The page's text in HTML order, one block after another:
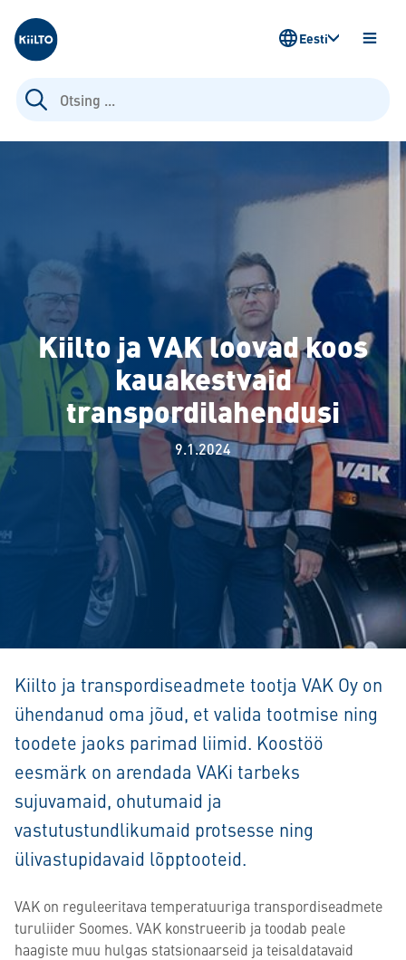
Kiilto Estonia
Otsi:
AVA
Eesti
Kiilto ja VAK loovad koos
kauakestvaid
transpordilahendusi
9.1.2024
Kiilto ja transpordiseadmete tootja VAK Oy on
ühendanud oma jõud, et valida tootmise ning
toodete jaoks parimad liimid. Koostöö
eesmärk on arendada VAKi tarbeks
sujuvamaid, ohutumaid ja
vastutustundlikumaid protsesse ning
ülivastupidavaid lõpptooteid.
VAK on reguleeritava temperatuuriga transpordiseadmete
turuliider Soomes. VAK konstrueerib ja toodab peale
haagiste muu hulgas statsionaarseid ja teisaldatavaid